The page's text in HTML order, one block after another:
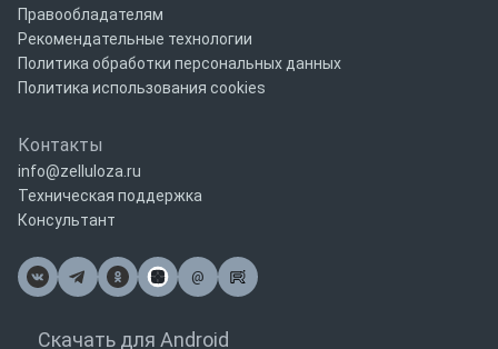
Правообладателям
Рекомендательные технологии
Политика обработки персональных данных
Политика использования cookies
Контакты
info@zelluloza.ru
Техническая поддержка
Консультант
@
Почта
Скачать для Android